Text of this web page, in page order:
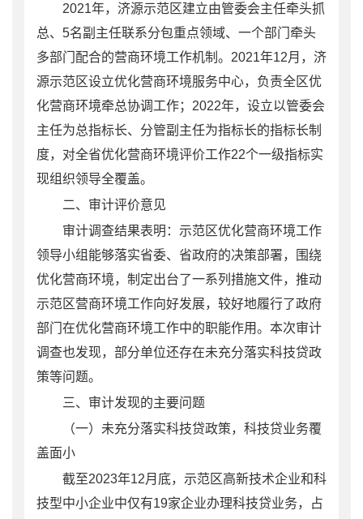
2021年，济源示范区建立由管委会主任牵头抓
总、 5名副主任联系分包重点领域、一个部门牵头
多部门配合的营商环境工作机制。 2021年12月，济
源示范区设立优化营商环境服务中心，负责全区优
化营商环境牵总协调工作； 2022年，设立以管委会
主任为总指标长、分管副主任为指标长的指标长制
度，对全省优化营商环境评价工作22个一级指标实
现组织领导全覆盖。
二、审计评价意见
审计调查结果表明：示范区优化营商环境工作
领导小组能够落实省委、省政府的决策部署，围绕
优化营商环境，制定出台了一系列措施文件，推动
示范区营商环境工作向好发展，较好地履行了政府
部门在优化营商环境工作中的职能作用。本次审计
调查也发现，部分单位还存在未充分落实科技贷政
策等问题。
三、审计发现的主要问题
（一）未充分落实科技贷政策，科技贷业务覆
盖面小
截至2023年12月底，示范区高新技术企业和科
技型中小企业中仅有19家企业办理科技贷业务，占